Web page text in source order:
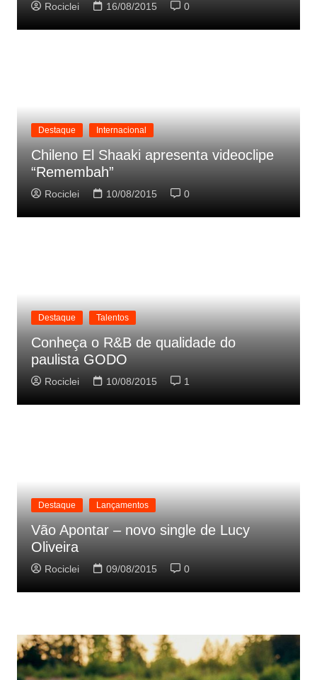
Rociclei 16/08/2015 0
Destaque Internacional
Chileno El Shaaki apresenta videoclipe
“Remembah”
Rociclei 10/08/2015 0
Destaque Talentos
Conheça o R&B de qualidade do
paulista GODO
Rociclei 10/08/2015 1
Destaque Lançamentos
Vão Apontar – novo single de Lucy
Oliveira
Rociclei 09/08/2015 0